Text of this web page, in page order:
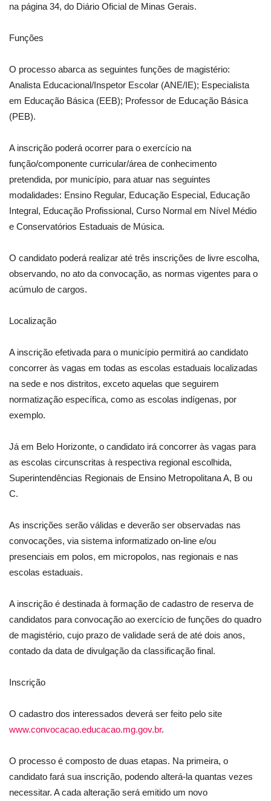
na página 34, do Diário Oficial de Minas Gerais.
Funções
O processo abarca as seguintes funções de magistério:
Analista Educacional/Inspetor Escolar (ANE/IE); Especialista
em Educação Básica (EEB); Professor de Educação Básica
(PEB).
A inscrição poderá ocorrer para o exercício na
função/componente curricular/área de conhecimento
pretendida, por município, para atuar nas seguintes
modalidades: Ensino Regular, Educação Especial, Educação
Integral, Educação Profissional, Curso Normal em Nível Médio
e Conservatórios Estaduais de Música.
O candidato poderá realizar até três inscrições de livre escolha,
observando, no ato da convocação, as normas vigentes para o
acúmulo de cargos.
Localização
A inscrição efetivada para o município permitirá ao candidato
concorrer às vagas em todas as escolas estaduais localizadas
na sede e nos distritos, exceto aquelas que seguirem
normatização específica, como as escolas indígenas, por
exemplo.
Já em Belo Horizonte, o candidato irá concorrer às vagas para
as escolas circunscritas à respectiva regional escolhida,
Superintendências Regionais de Ensino Metropolitana A, B ou
C.
As inscrições serão válidas e deverão ser observadas nas
convocações, via sistema informatizado on-line e/ou
presenciais em polos, em micropolos, nas regionais e nas
escolas estaduais.
A inscrição é destinada à formação de cadastro de reserva de
candidatos para convocação ao exercício de funções do quadro
de magistério, cujo prazo de validade será de até dois anos,
contado da data de divulgação da classificação final.
Inscrição
O cadastro dos interessados deverá ser feito pelo site
www.convocacao.educacao.mg.gov.br.
O processo é composto de duas etapas. Na primeira, o
candidato fará sua inscrição, podendo alterá-la quantas vezes
necessitar. A cada alteração será emitido um novo